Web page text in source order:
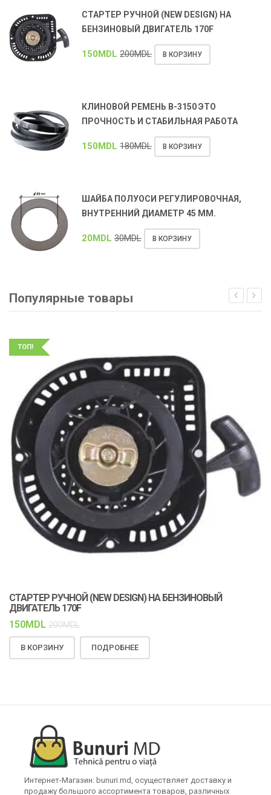
СТАРТЕР РУЧНОЙ (NEW DESIGN) НА
БЕНЗИНОВЫЙ ДВИГАТЕЛЬ 170F
150MDL 200MDL В КОРЗИНУ
КЛИНОВОЙ РЕМЕНЬ В-3150 ЭТО
ПРОЧНОСТЬ И СТАБИЛЬНАЯ РАБОТА
150MDL 180MDL В КОРЗИНУ
ШАЙБА ПОЛУОСИ РЕГУЛИРОВОЧНАЯ,
ВНУТРЕННИЙ ДИАМЕТР 45 ММ.
20MDL 30MDL В КОРЗИНУ
Популярные товары
ТОП!
СТАРТЕР РУЧНОЙ (NEW DESIGN) НА БЕНЗИНОВЫЙ
ДВИГАТЕЛЬ 170F
150MDL 200MDL
В КОРЗИНУ ПОДРОБНЕЕ
Интернет-Магазин: bunuri.md, осуществляет доставку и
продажу большого ассортимента товаров, различных